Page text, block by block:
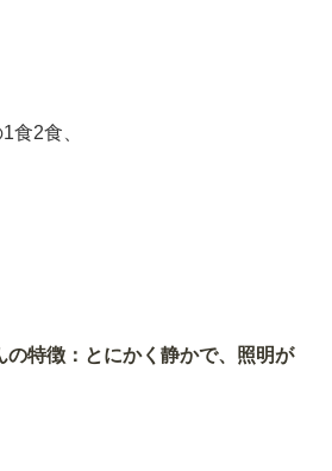
食2食、
の特徴：とにかく静かで、照明が